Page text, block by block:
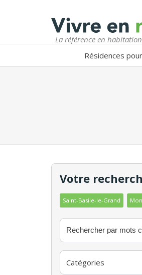
La référence en
Résidences
Votre
Saint-Basile-le-Grand
Catégories